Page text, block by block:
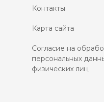
Контакты
Карта сайта
Согласие на
персональных
физических лиц